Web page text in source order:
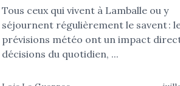
Tous ceux qui vivent à Lamballe ou y
séjournent régulièrement le savent :
prévisions météo ont un impact
décisions du quotidien, ...